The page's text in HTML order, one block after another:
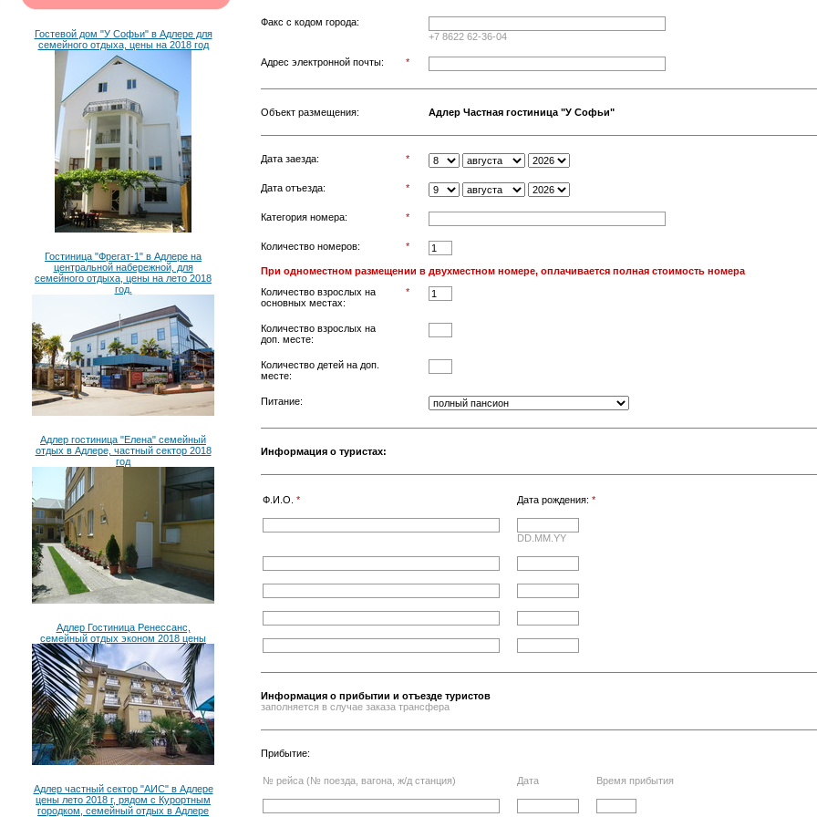
Гостевой дом "У Софьи" в Адлере для
семейного отдыха, цены на 2018 год
Гостиница "Фрегат-1" в Адлере на
центральной набережной, для
семейного отдыха, цены на лето 2018
год.
Адлер гостиница "Елена" семейный
отдых в Адлере, частный сектор 2018
год
Адлер Гостиница Ренессанс,
семейный отдых эконом 2018 цены
Адлер частный сектор "АИС" в Адлере
цены лето 2018 г, рядом с Курортным
городком, семейный отдых в Адлере
Факс с кодом города:
+7 8622 62-36-04
Адрес электронной почты: *
Объект размещения: Адлер Частная гостиница "У Софьи"
Дата заезда: *
Дата отъезда: *
Категория номера: *
Количество номеров: *
При одноместном размещении в двухместном номере, оплачивается полная стоимость номера
Количество взрослых на
основных местах:
*
Количество взрослых на
доп. месте:
Количество детей на доп.
месте:
Питание:
Информация о туристах:
Ф.И.О. * Дата рождения: *
DD.MM.YY
Информация о прибытии и отъезде туристов
заполняется в случае заказа трансфера
Прибытие:
№ рейса (№ поезда, вагона, ж/д станция) Дата Время прибытия